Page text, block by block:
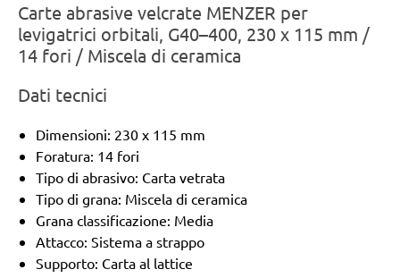
Carte abrasive velcrate MENZER per
levigatrici orbitali, G40–400, 230 x 115 mm /
14 fori / Miscela di ceramica
Dati tecnici
Dimensioni: 230 x 115 mm
Foratura: 14 fori
Tipo di abrasivo: Carta vetrata
Tipo di grana: Miscela di ceramica
Grana classificazione: Media
Attacco: Sistema a strappo
Supporto: Carta al lattice